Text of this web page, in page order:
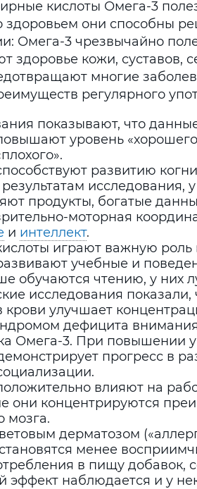
кислоты Омега-3
здоровьем они способны
Омега-3 чрезвычайно
здоровье кожи, суставов,
многие
регулярного
показывают, что
уровень
развитию
исследования,
продукты, богатые
моторная
и интеллект.
играют важную роль
учебные и
обучаются чтению, у них
исследования показали,
крови улучшает
дефицита
Омега-3. При повышении
прогресс в
влияют на
они концентрируются
мозга.
дерматозом
менее
в пищу
эффект наблюдается и у